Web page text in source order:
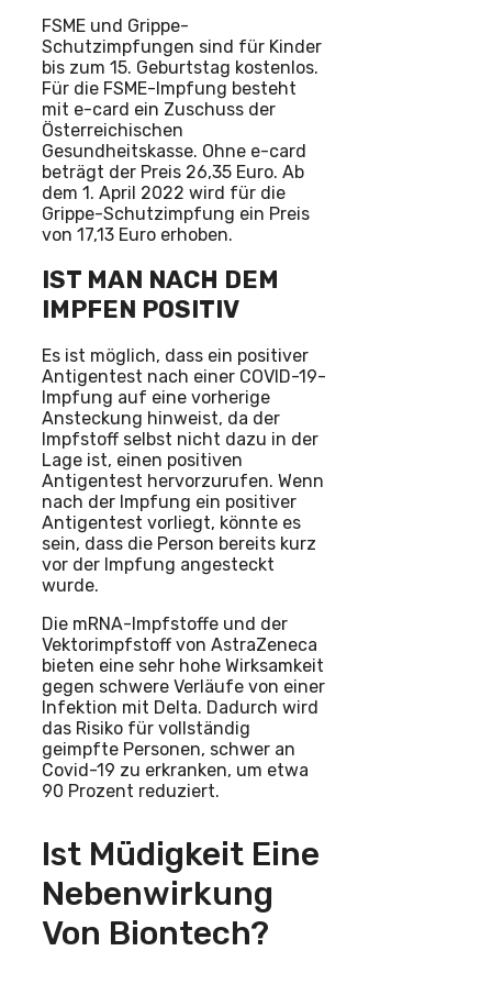
FSME und Grippe-
Schutzimpfungen sind für Kinder
bis zum 15. Geburtstag kostenlos.
Für die FSME-Impfung besteht
mit e-card ein Zuschuss der
Österreichischen
Gesundheitskasse. Ohne e-card
beträgt der Preis 26,35 Euro. Ab
dem 1. April 2022 wird für die
Grippe-Schutzimpfung ein Preis
von 17,13 Euro erhoben.
IST MAN NACH DEM
IMPFEN POSITIV
Es ist möglich, dass ein positiver
Antigentest nach einer COVID-19-
Impfung auf eine vorherige
Ansteckung hinweist, da der
Impfstoff selbst nicht dazu in der
Lage ist, einen positiven
Antigentest hervorzurufen. Wenn
nach der Impfung ein positiver
Antigentest vorliegt, könnte es
sein, dass die Person bereits kurz
vor der Impfung angesteckt
wurde.
Die mRNA-Impfstoffe und der
Vektorimpfstoff von AstraZeneca
bieten eine sehr hohe Wirksamkeit
gegen schwere Verläufe von einer
Infektion mit Delta. Dadurch wird
das Risiko für vollständig
geimpfte Personen, schwer an
Covid-19 zu erkranken, um etwa
90 Prozent reduziert.
Ist Müdigkeit Eine
Nebenwirkung
Von Biontech?